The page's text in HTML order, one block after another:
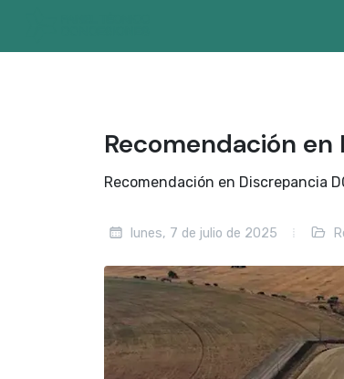
Recomendación
Recomendación en Discrepancia
lunes, 7 de julio de 2025